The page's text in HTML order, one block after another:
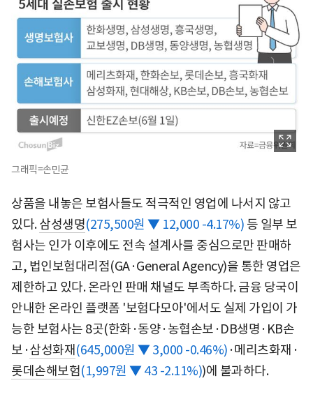
그래픽=손민균
상품을 내놓은 보험사들도 적극적인 영업에 나서지 않고
있다.삼성생명(275,500원 ▼ 12,000 -4.17%) 등 일부 보
험사는 인가 이후에도 전속 설계사를 중심으로만 판매하
고, 법인보험대리점(GA·General Agency)을 통한 영업은
제한하고 있다. 온라인 판매 채널도 부족하다. 금융 당국이
안내한 온라인 플랫폼 '보험다모아'에서도 실제 가입이 가
능한 보험사는 8곳(한화·동양·농협손보·DB생명·KB손
보·삼성화재 (645,000원 ▼ 3,000 -0.46%) ·메리츠화재·
롯데손해보험(1,997원 ▼ 43 -2.11%))에 불과하다.